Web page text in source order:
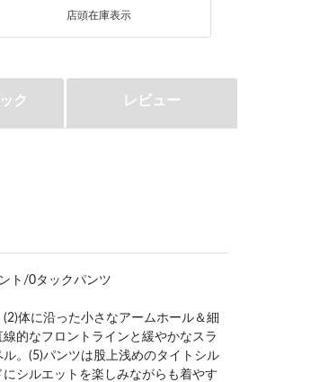
店頭在庫表示
ク レビュー
ト/0タックパンツ
体に沿った小さなアームホール＆細
的なフロントラインと緩やかなスラ
。(5)パンツは股上浅めのタイトシル
シルエットを楽しみながらも着やす